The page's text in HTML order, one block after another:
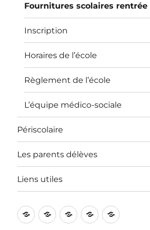
Fournitures scolaires rentrée
Inscription
Horaires de l’école
Règlement de l’école
L’équipe médico-sociale
Périscolaire
Les parents délèves
Liens utiles
L’écoleInformations
Périscolaire
Les
Liens